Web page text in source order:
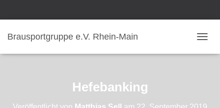
Brausportgruppe e.V. Rhein-Main
A
Hefebanking